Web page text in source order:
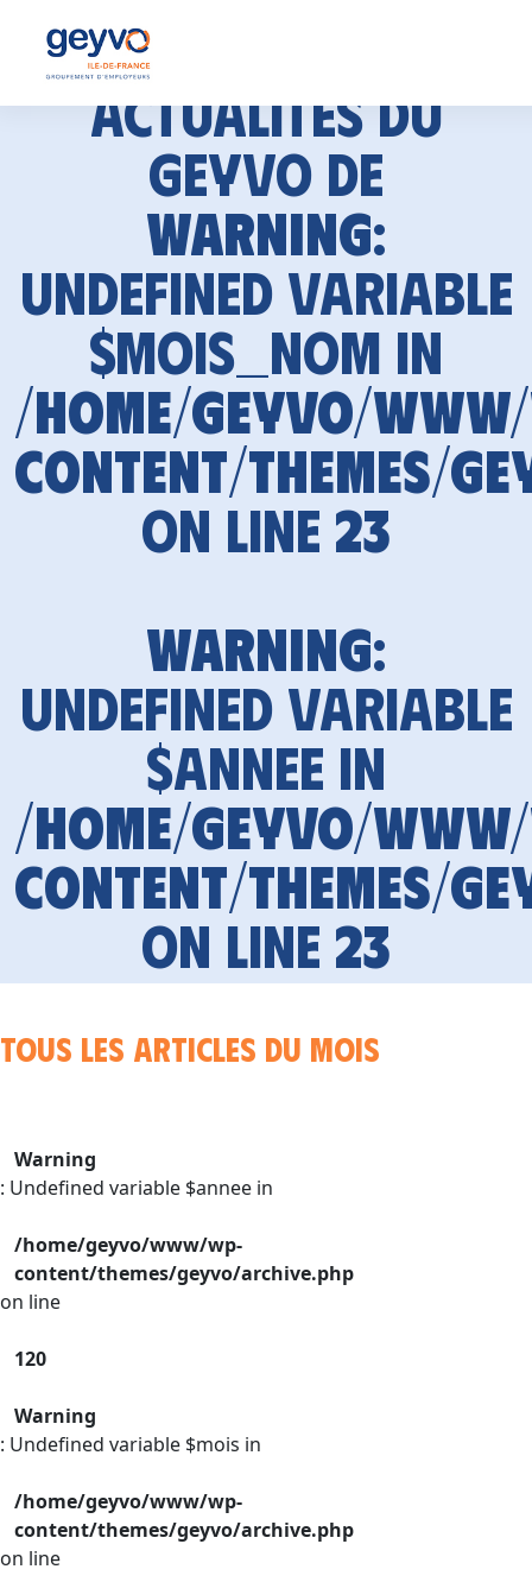
Actualités du
GEYVO de
Warning:
Undefined variable
$mois_nom in
/home/geyvo/
content/themes/
on line 23
Warning:
Undefined variable
$annee in
/home/geyvo/
content/themes/
on line 23
Tous les articles du mois
Warning
: Undefined variable $annee in
/home/geyvo/www/wp-
content/themes/geyvo/archive.php
on line
120
Warning
: Undefined variable $mois in
/home/geyvo/www/wp-
content/themes/geyvo/archive.php
on line